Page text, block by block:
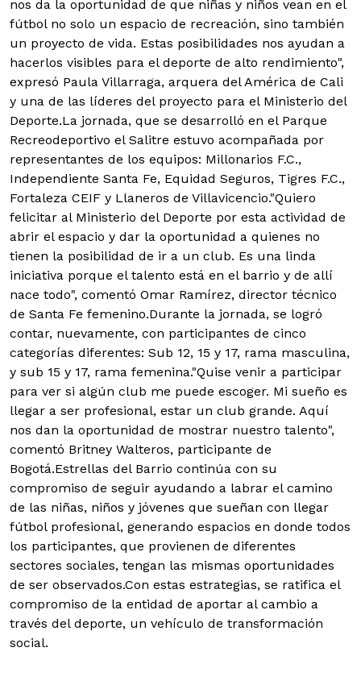
nos da la oportunidad de que niñas y niños vean en el
fútbol no solo un espacio de recreación, sino también
un proyecto de vida. Estas posibilidades nos ayudan a
hacerlos visibles para el deporte de alto rendimiento",
expresó Paula Villarraga, arquera del América de Cali
y una de las líderes del proyecto para el Ministerio del
Deporte.La jornada, que se desarrolló en el Parque
Recreodeportivo el Salitre estuvo acompañada por
representantes de los equipos: Millonarios F.C.,
Independiente Santa Fe, Equidad Seguros, Tigres F.C.,
Fortaleza CEIF y Llaneros de Villavicencio."Quiero
felicitar al Ministerio del Deporte por esta actividad de
abrir el espacio y dar la oportunidad a quienes no
tienen la posibilidad de ir a un club. Es una linda
iniciativa porque el talento está en el barrio y de allí
nace todo", comentó Omar Ramírez, director técnico
de Santa Fe femenino.Durante la jornada, se logró
contar, nuevamente, con participantes de cinco
categorías diferentes: Sub 12, 15 y 17, rama masculina,
y sub 15 y 17, rama femenina."Quise venir a participar
para ver si algún club me puede escoger. Mi sueño es
llegar a ser profesional, estar un club grande. Aquí
nos dan la oportunidad de mostrar nuestro talento",
comentó Britney Walteros, participante de
Bogotá.Estrellas del Barrio continúa con su
compromiso de seguir ayudando a labrar el camino
de las niñas, niños y jóvenes que sueñan con llegar
fútbol profesional, generando espacios en donde todos
los participantes, que provienen de diferentes
sectores sociales, tengan las mismas oportunidades
de ser observados.Con estas estrategias, se ratifica el
compromiso de la entidad de aportar al cambio a
través del deporte, un vehículo de transformación
social.